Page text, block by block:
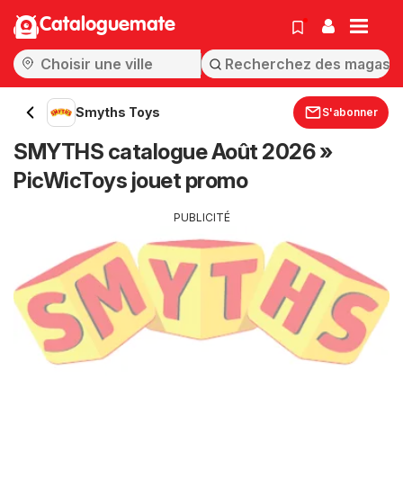
Cataloguemate
Smyths Toys S'abonner
SMYTHS catalogue Août 2026 »
PicWicToys jouet promo
PUBLICITÉ